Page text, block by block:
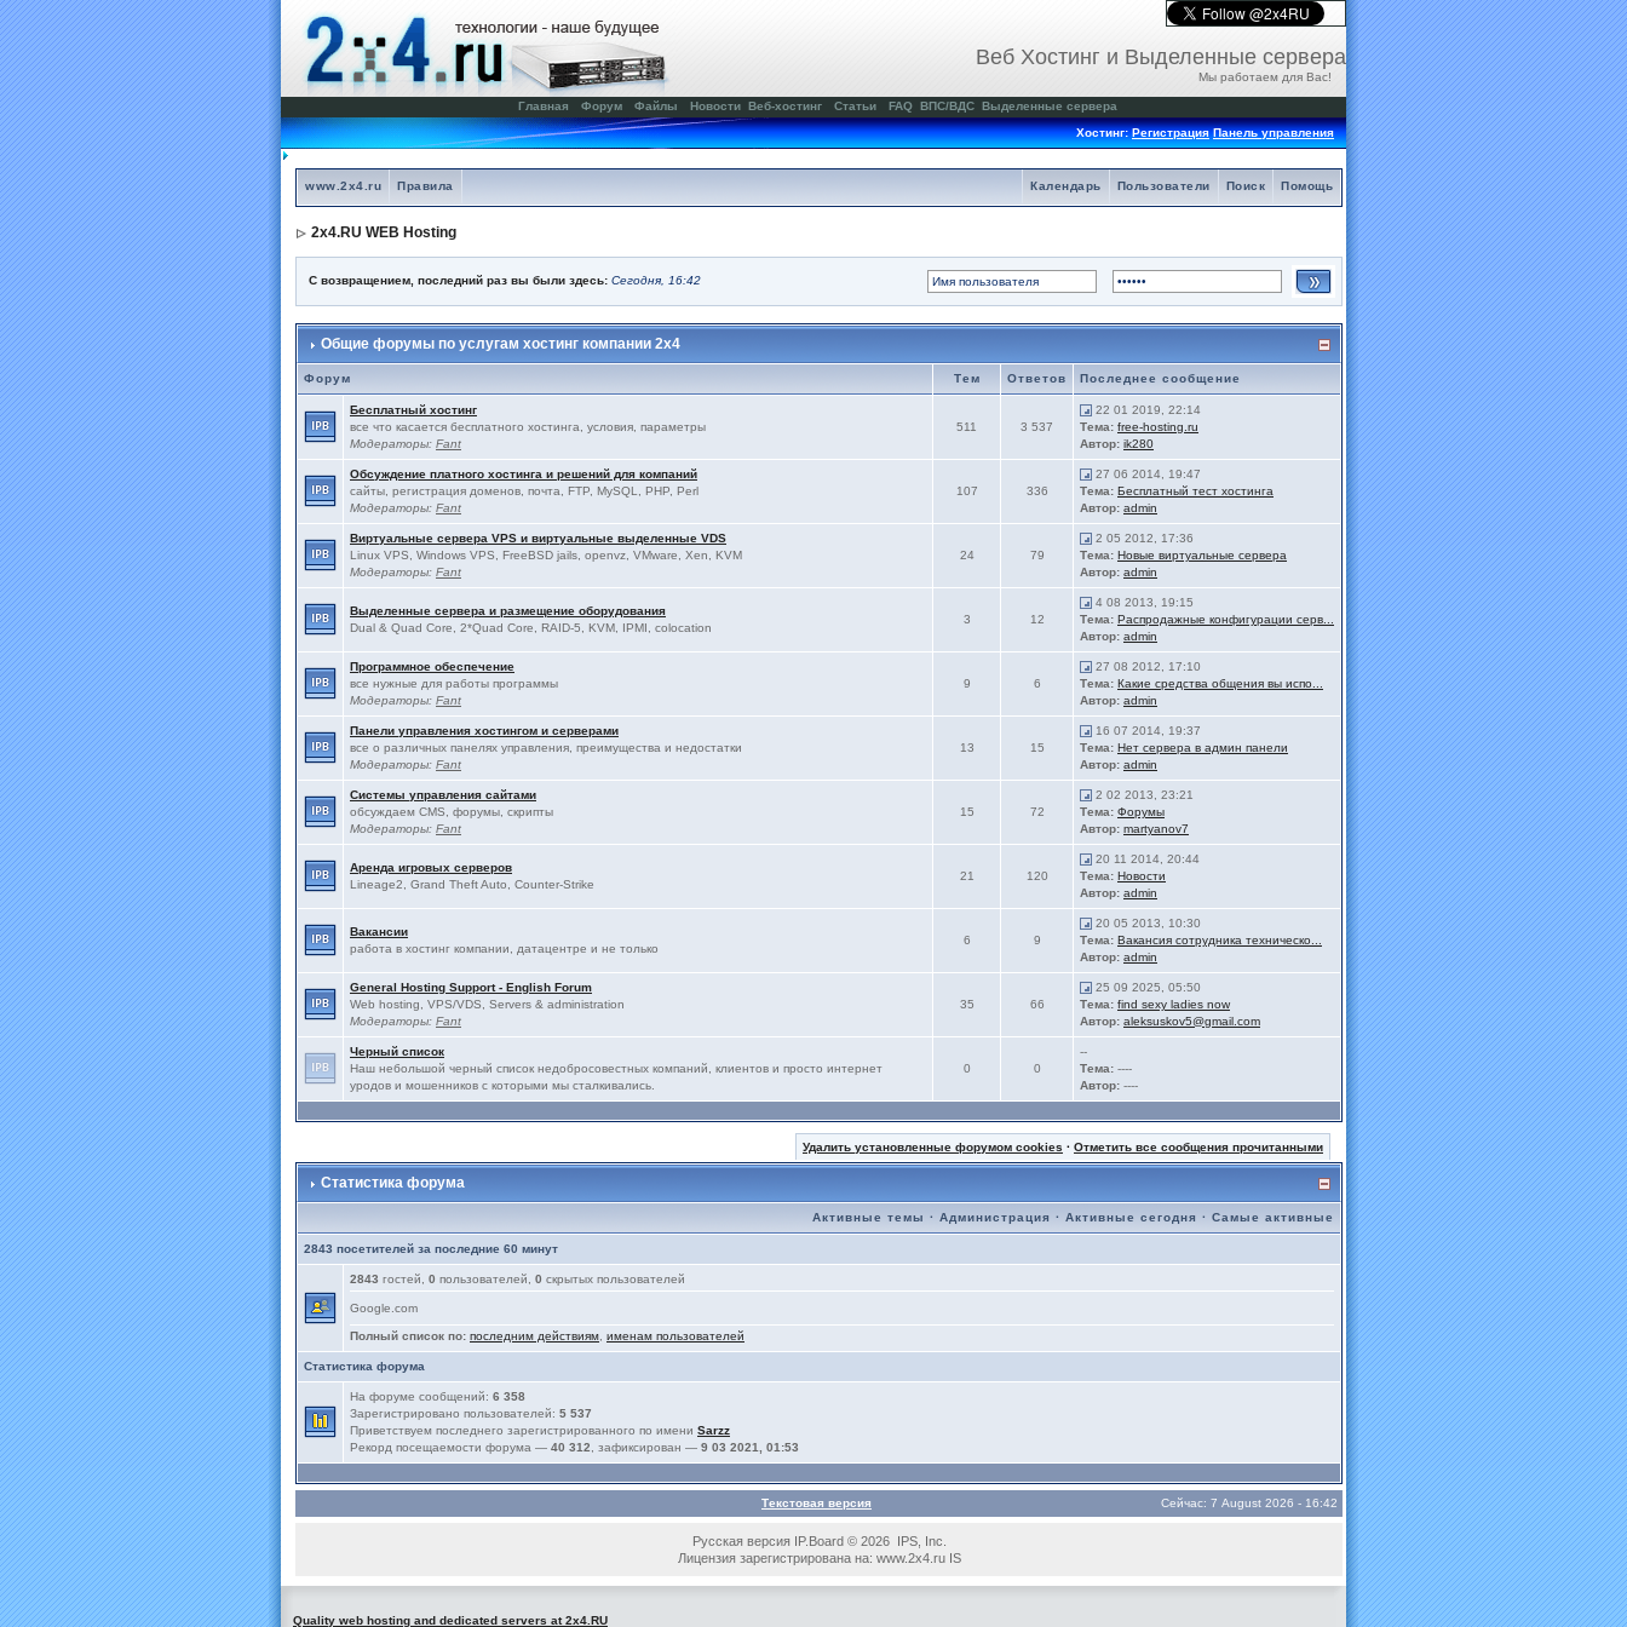
Веб Хостинг и Выделенные сервера
Мы работаем для Вас!
Главная Форум Файлы Новости Веб-хостинг Статьи FAQ ВПС/ВДС Выделенные сервера
Хостинг:Регистрация Панель управления
www.2x4.ru Правила Помощь
Поиск
Пользователи
Календарь
2x4.RU WEB Hosting
С возвращением, последний раз вы были здесь: Сегодня, 16:42
Общие форумы по услугам хостинг компании 2x4
Форум Тем Ответов Последнее сообщение
Бесплатный хостинг
все что касается бесплатного хостинга, условия, параметры
Модераторы: Fant
511 3 537
22 01 2019, 22:14
Тема: free-hosting.ru
Автор: ik280
Обсуждение платного хостинга и решений для компаний
сайты, регистрация доменов, почта, FTP, MySQL, PHP, Perl
Модераторы: Fant
107 336
27 06 2014, 19:47
Тема: Бесплатный тест хостинга
Автор: admin
Виртуальные сервера VPS и виртуальные выделенные VDS
Linux VPS, Windows VPS, FreeBSD jails, openvz, VMware, Xen, KVM
Модераторы: Fant
24 79
2 05 2012, 17:36
Тема: Новые виртуальные сервера
Автор: admin
Выделенные сервера и размещение оборудования
Dual & Quad Core, 2*Quad Core, RAID-5, KVM, IPMI, colocation
3 12
4 08 2013, 19:15
Тема: Распродажные конфигурации серв...
Автор: admin
Программное обеспечение
все нужные для работы программы
Модераторы: Fant
9 6
27 08 2012, 17:10
Тема: Какие средства общения вы испо...
Автор: admin
Панели управления хостингом и серверами
все о различных панелях управления, преимущества и недостатки
Модераторы: Fant
13 15
16 07 2014, 19:37
Тема: Нет сервера в админ панели
Автор: admin
Системы управления сайтами
обсуждаем CMS, форумы, скрипты
Модераторы: Fant
15 72
2 02 2013, 23:21
Тема: Форумы
Автор: martyanov7
Аренда игровых серверов
Lineage2, Grand Theft Auto, Counter-Strike
21 120
20 11 2014, 20:44
Тема: Новости
Автор: admin
Вакансии
работа в хостинг компании, датацентре и не только
6 9
20 05 2013, 10:30
Тема: Вакансия сотрудника техническо...
Автор: admin
General Hosting Support - English Forum
Web hosting, VPS/VDS, Servers & administration
Модераторы: Fant
35 66
25 09 2025, 05:50
Тема: find sexy ladies now
Автор: aleksuskov5@gmail.com
Черный список
Наш небольшой черный список недобросовестных компаний, клиентов и просто интернет
уродов и мошенников с которыми мы сталкивались.
0 0
--
Тема: ----
Автор: ----
Удалить установленные форумом cookies · Отметить все сообщения прочитанными
Статистика форума
Активные темы · Администрация · Активные сегодня · Самые активные
2843 посетителей за последние 60 минут
2843 гостей, 0 пользователей, 0 скрытых пользователей
Google.com
Полный список по: последним действиям именам пользователей
Статистика форума
На форуме сообщений: 6 358
Зарегистрировано пользователей: 5 537
Приветствуем последнего зарегистрированного по имени Sarzz
Рекорд посещаемости форума — 40 312 , зафиксирован — 9 03 2021, 01:53
Текстовая версия Сейчас: 7 August 2026 - 16:42
Русская версия IP.Board © 2026 IPS, Inc.
Лицензия зарегистрирована на: www.2x4.ru IS
Quality web hosting and dedicated servers at 2x4.RU